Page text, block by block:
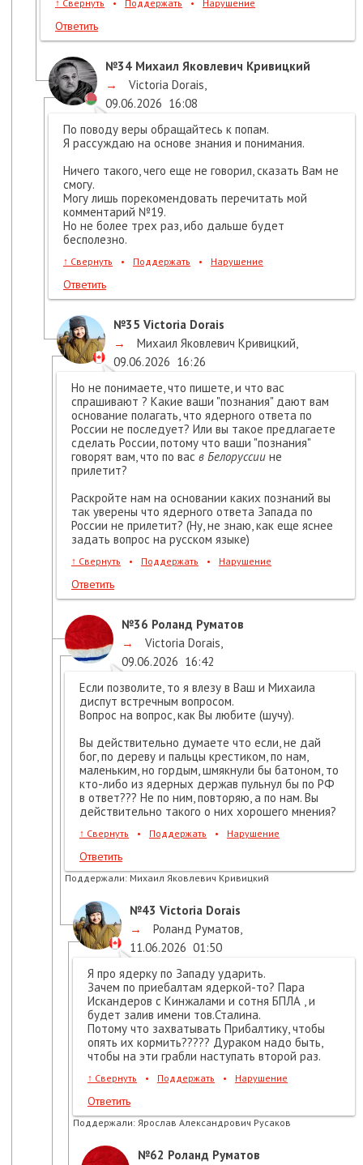
↑ Свернуть • Поддержать • Нарушение
Ответить
№34 Михаил Яковлевич Кривицкий
→
Victoria Dorais,
09.06.2026 16:08
По поводу веры обращайтесь к попам.
Я рассуждаю на основе знания и понимания.
Ничего такого, чего еще не говорил, сказать Вам не
смогу.
Могу лишь порекомендовать перечитать мой
комментарий №19.
Но не более трех раз, ибо дальше будет
бесполезно.
↑ Свернуть • Поддержать • Нарушение
Ответить
№35 Victoria Dorais
→
Михаил Яковлевич Кривицкий,
09.06.2026 16:26
Но не понимаете, что пишете, и что вас
спрашивают ? Какие ваши "познания" дают вам
основание полагать, что ядерного ответа по
России не последует? Или вы такое предлагаете
сделать России, потому что ваши "познания"
говорят вам, что по вас в Белоруссии не
прилетит?
Раскройте нам на основании каких познаний вы
так уверены что ядерного ответа Запада по
России не прилетит? (Ну, не знаю, как еще яснее
задать вопрос на русском языке)
↑ Свернуть • Поддержать • Нарушение
Ответить
№36 Роланд Руматов
→
Victoria Dorais,
09.06.2026 16:42
Если позволите, то я влезу в Ваш и Михаила
диспут встречным вопросом.
Вопрос на вопрос, как Вы любите (шучу).
Вы действительно думаете что если, не дай
бог, по дереву и пальцы крестиком, по нам,
маленьким, но гордым, шмякнули бы батоном, то
кто-либо из ядерных держав пульнул бы по РФ
в ответ??? Не по ним, повторяю, а по нам. Вы
действительно такого о них хорошего мнения?
↑ Свернуть • Поддержать • Нарушение
Ответить
Поддержали: Михаил Яковлевич Кривицкий
№43 Victoria Dorais
→
Роланд Руматов,
11.06.2026 01:50
Я про ядерку по Западу ударить.
Зачем по приебалтам ядеркой-то? Пара
Искандеров с Кинжалами и сотня БПЛА , и
будет залив имени тов.Сталина.
Потому что захватывать Прибалтику, чтобы
опять их кормить????? Дураком надо быть,
чтобы на эти грабли наступать второй раз.
↑ Свернуть • Поддержать • Нарушение
Ответить
Поддержали: Ярослав Александрович Русаков
№62 Роланд Руматов